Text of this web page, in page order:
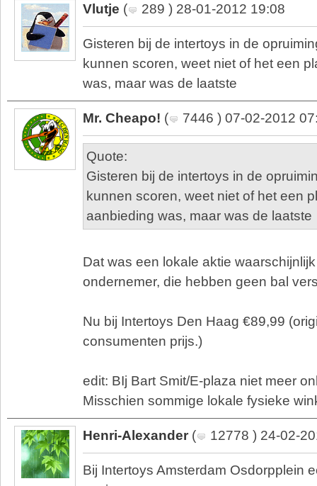
Vlutje ( 289 ) 28-01-2012 19:08
Gisteren bij de intertoys in de
kunnen scoren, weet niet of het een
was, maar was de laatste
Mr. Cheapo! ( 7446 ) 07-02-2012
Quote:
Gisteren bij de intertoys in de
kunnen scoren, weet niet of het een
aanbieding was, maar was de laatste
Dat was een lokale aktie
ondernemer, die hebben geen bal
Nu bij Intertoys Den Haag €89,99
consumenten prijs.)
edit: BIj Bart Smit/E-plaza niet meer
Misschien sommige lokale fysieke
Henri-Alexander ( 12778 ) 24-02-
Bij Intertoys Amsterdam Osdorpplein